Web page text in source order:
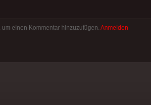
einen Kommentar hinzuzufügen. Anmelden